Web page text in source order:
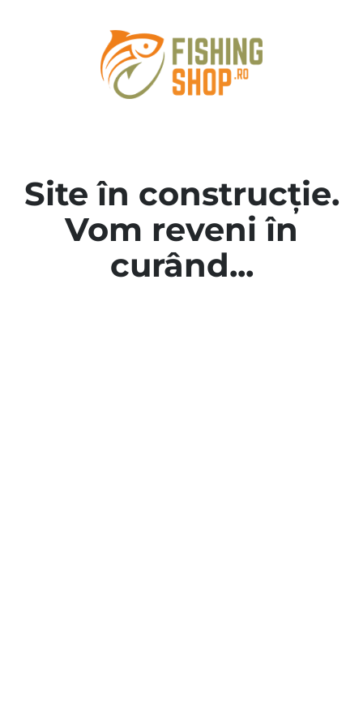
Site în construcție.
Vom reveni în
curând...